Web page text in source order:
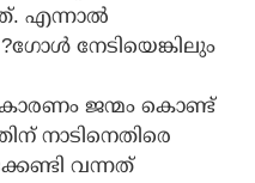
എന്നാല്‍
നേടിയെങ്കിലും
കാരണം ജന്മം കൊണ്ട്
നാടിനെതിരെ
വന്നത്